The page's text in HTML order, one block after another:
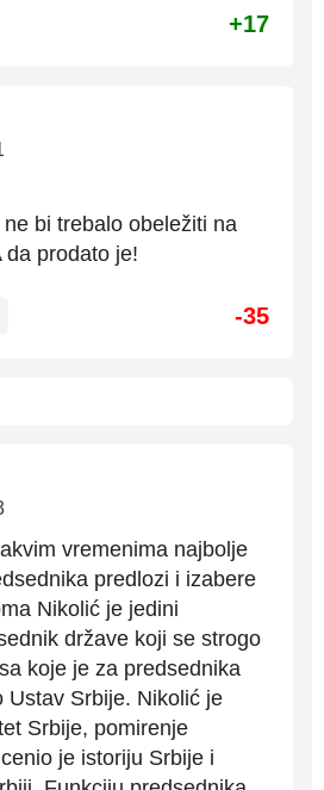
+17
bi trebalo obeležiti na
da prodato je!
-35
vremenima najbolje
predlozi i izabere
Nikolić je jedini
države koji se strogo
koje je za predsednika
Ustav Srbije. Nikolić je
Srbije, pomirenje
je istoriju Srbije i